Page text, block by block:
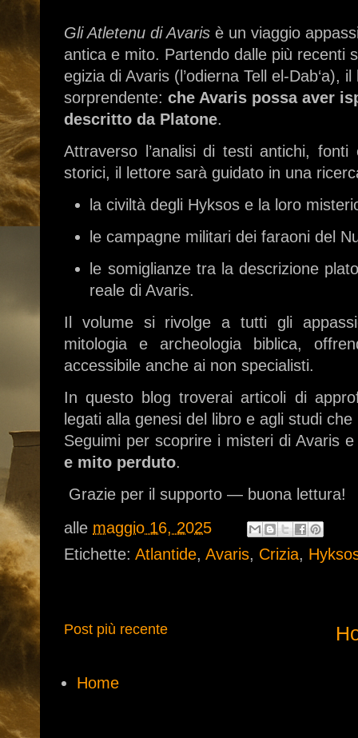
Gli Atletenu di Avaris è un viaggio
antica e mito. Partendo dalle più recenti
egizia di Avaris (l’odierna Tell el-Dab‘a),
sorprendente: che Avaris possa aver
descritto da Platone.
Attraverso l’analisi di testi antichi,
storici, il lettore sarà guidato in una
la civiltà degli Hyksos e la loro
le campagne militari dei faraoni del
le somiglianze tra la descrizione
reale di Avaris.
Il volume si rivolge a tutti gli
mitologia e archeologia biblica,
accessibile anche ai non specialisti.
In questo blog troverai articoli di
legati alla genesi del libro e agli studi
Seguimi per scoprire i misteri di Avaris
e mito perduto.
Grazie per il supporto — buona lettura!
alle maggio 16, 2025
Etichette: Atlantide, Avaris, Crizia,
Post più recente
Home